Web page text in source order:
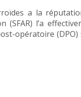
a la
(SFAR) l’a
opératoire